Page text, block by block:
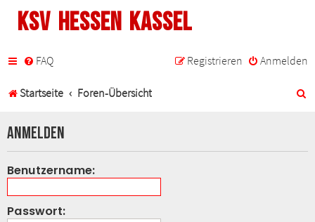
KSV Hessen Kassel
FAQ Anmelden
Registrieren
Startseite Foren-Übersicht
Anmelden
Benutzername:
Passwort: